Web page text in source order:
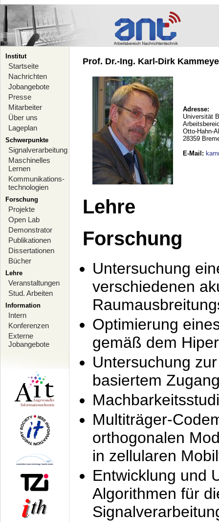
Institut
Startseite
Nachrichten
Jobangebote
Presse
Mitarbeiter
Über uns
Lageplan
Schwerpunkte
Signalverarbeitung
Maschinelles
Lernen
Kommunikations-
technologien
Forschung
Projekte
Open Lab
Demonstrator
Publikationen
Dissertationen
Bücher
Lehre
Veranstaltungen
Stud. Arbeiten
Information
Intern
Konferenzen
Externe
Jobangebote
Prof. Dr.-Ing. Karl-Dirk
Adresse:
Universität
Otto-Hahn-
28359
E-Mail :
Lehre
Forschung
Untersuchung
verschiedenen
Optimierung
gemäß dem
Untersuchung
basiertem
Multiträger-
orthogonalen
in zellularen
Entwicklung und
Algorithmen für